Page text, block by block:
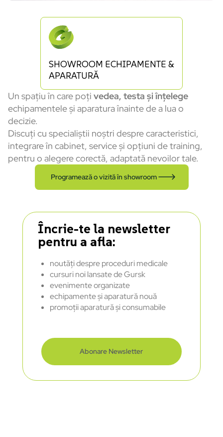
SHOWROOM ECHIPAMENTE &
APARATURĂ
Un spațiu în care poți vedea, testa și înțelege
echipamentele și aparatura înainte de a lua o
decizie.
Discuți cu specialiștii noștri despre caracteristici,
integrare în cabinet, service și opțiuni de training,
pentru o alegere corectă, adaptată nevoilor tale.
Programează o vizită în showroom
Încrie-te la newsletter
pentru a afla:
noutăți despre proceduri medicale
cursuri noi lansate de Gursk
evenimente organizate
echipamente și aparatură nouă
promoții aparatură și consumabile
Abonare Newsletter